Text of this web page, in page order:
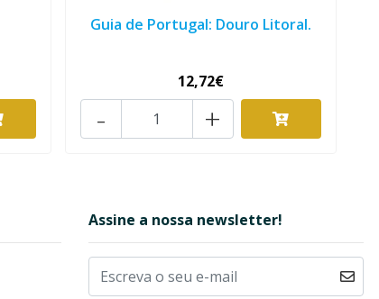
Guia de Portugal: Douro Litoral.
12,72€
+
-
Assine a nossa newsletter!